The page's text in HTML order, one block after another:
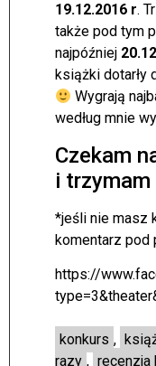
19.12.2016 r.
także pod tym
najpóźniej
książki dotarły
Wygrają
według mnie
Czekam
i
*jeśli nie masz
komentarz pod
https://
konkurs ,
razy , recenzja